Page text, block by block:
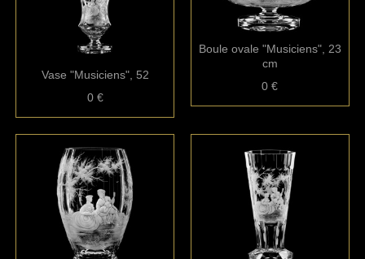
Vase "Musiciens", 52
0 €
Boule ovale "Musiciens", 23
cm
0 €